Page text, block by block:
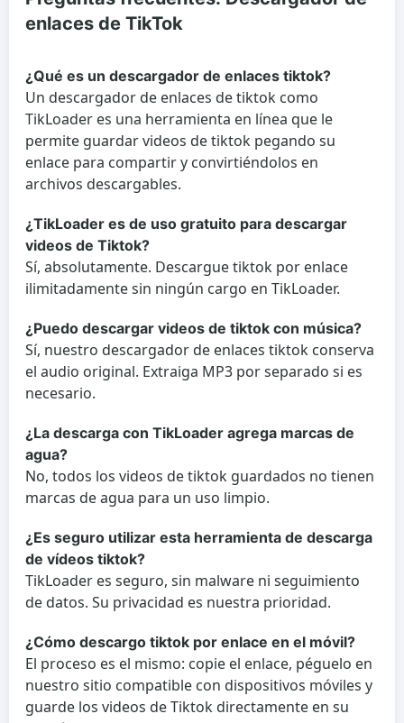
enlaces de TikTok
¿Qué es un descargador de enlaces tiktok?
Un descargador de enlaces de tiktok como
TikLoader es una herramienta en línea que le
permite guardar videos de tiktok pegando su
enlace para compartir y convirtiéndolos en
archivos descargables.
¿TikLoader es de uso gratuito para descargar
videos de Tiktok?
Sí, absolutamente. Descargue tiktok por enlace
ilimitadamente sin ningún cargo en TikLoader.
¿Puedo descargar videos de tiktok con música?
Sí, nuestro descargador de enlaces tiktok conserva
el audio original. Extraiga MP3 por separado si es
necesario.
¿La descarga con TikLoader agrega marcas de
agua?
No, todos los videos de tiktok guardados no tienen
marcas de agua para un uso limpio.
¿Es seguro utilizar esta herramienta de descarga
de vídeos tiktok?
TikLoader es seguro, sin malware ni seguimiento
de datos. Su privacidad es nuestra prioridad.
¿Cómo descargo tiktok por enlace en el móvil?
El proceso es el mismo: copie el enlace, péguelo en
nuestro sitio compatible con dispositivos móviles y
guarde los videos de Tiktok directamente en su